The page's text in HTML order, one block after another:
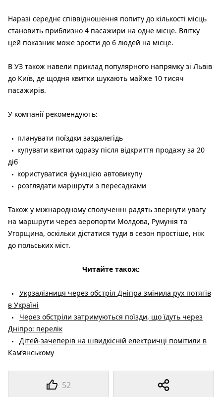
52
Наразі середнє співвідношення попиту до кількості місць
становить приблизно 4 пасажири на одне місце. Влітку
цей показник може зрости до 6 людей на місце.
В УЗ також навели приклад популярного напрямку зі Львів
до Київ, де щодня квитки шукають майже 10 тисяч
пасажирів.
У компанії рекомендують:
планувати поїздки заздалегідь
купувати квитки одразу після відкриття продажу за 20
діб
користуватися функцією автовикупу
розглядати маршрути з пересадками
Також у міжнародному сполученні радять звернути увагу
на маршрути через аеропорти Молдова, Румунія та
Угорщина, оскільки дістатися туди в сезон простіше, ніж
до польських міст.
Читайте також:
Укрзалізниця через обстріл Дніпра змінила рух потягів
в Україні
Через обстріли затримуються поїзди, що їдуть через
Дніпро: перелік
Дітей-зачеперів на швидкісній електричці помітили в
Кам’янському